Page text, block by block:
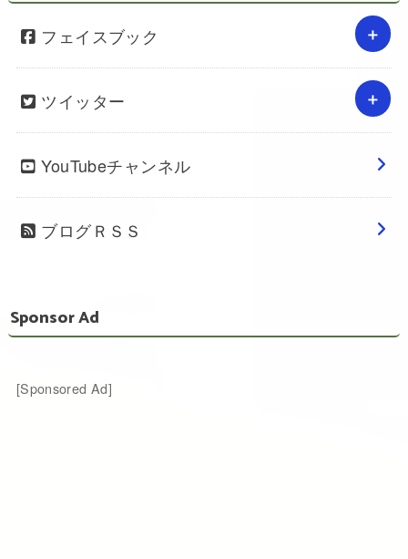
フェイスブック
ツイッター
YouTubeチャンネル
ブログＲＳＳ
Sponsor Ad
[Sponsored Ad]